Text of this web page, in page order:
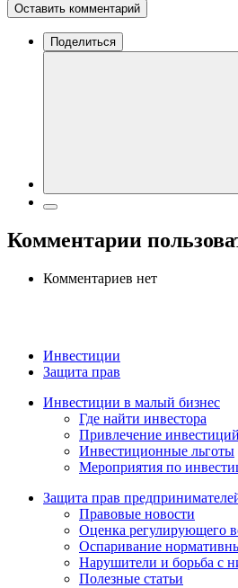
Оставить комментарий
Поделиться
Комментарии
Комментариев нет
Инвестиции
Защита прав
Инвестиции в малый бизнес
Где найти инвестора
Привлечение
Инвестиционные льготы
Мероприятия по
Защита прав
Правовые новости
Оценка регулирующего
Оспаривание
Нарушители и борьба с
Полезные статьи